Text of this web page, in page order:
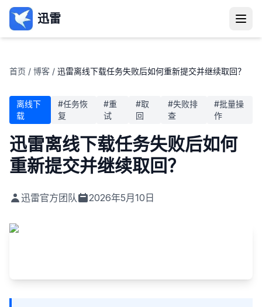
迅雷
首页 / 博客 / 迅雷离线下载任务失败后如何重新提交并继续取回？
离线下
载
#任务恢
复
#重
试
#取
回
#失败排
查
#批量操
作
迅雷离线下载任务失败后如何
重新提交并继续取回？
迅雷官方团队 2026年5月10日